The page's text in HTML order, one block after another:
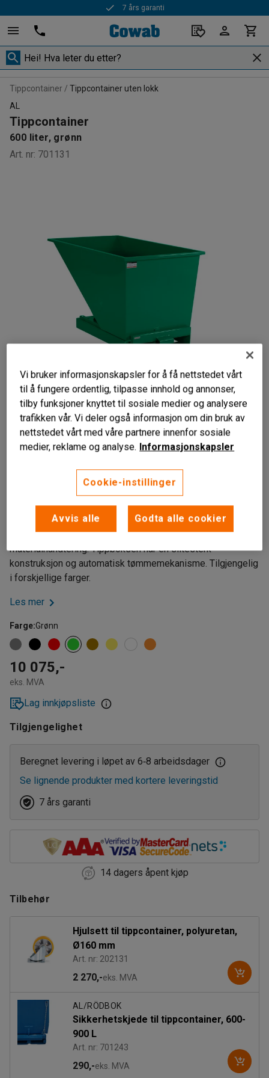
7 års garanti
Rask levering
Tippcontainer
Tippcontainer uten lokk
AL
Tippcontainer
600 liter, grønn
Art. nr: 701131
Liknende produkter
Effektiv avfalls- og materialhåndtering
Automatisk tømmemekanisme
Robust tippbeholder som letter avfallssortering og
materialhåndtering. Tippboksen har en slitesterk
konstruksjon og automatisk tømmemekanisme. Tilgjengelig
i forskjellige farger.
Les mer
Farge:Grønn
10 075,-
eks. MVA
Lag innkjøpsliste
Tilgjengelighet
Beregnet levering i løpet av 6‑8 arbeidsdager
Se lignende produkter med kortere leveringstid
7 års garanti
14 dagers åpent kjøp
Tilbehør
Hjulsett til tippcontainer, polyuretan,
Ø160 mm
Art. nr: 202131
2 270,-eks. MVA
AL/RÖDBOK
Sikkerhetskjede til tippcontainer, 600-
900 L
Art. nr: 701243
290,-eks. MVA
Vi bruker informasjonskapsler for å få nettstedet vårt
til å fungere ordentlig, tilpasse innhold og annonser,
tilby funksjoner knyttet til sosiale medier og analysere
trafikken vår. Vi deler også informasjon om din bruk av
nettstedet vårt med våre partnere innenfor sosiale
medier, reklame og analyse. Informasjonskapsler
Cookie-instillinger
Avvis alle Godta alle cookier